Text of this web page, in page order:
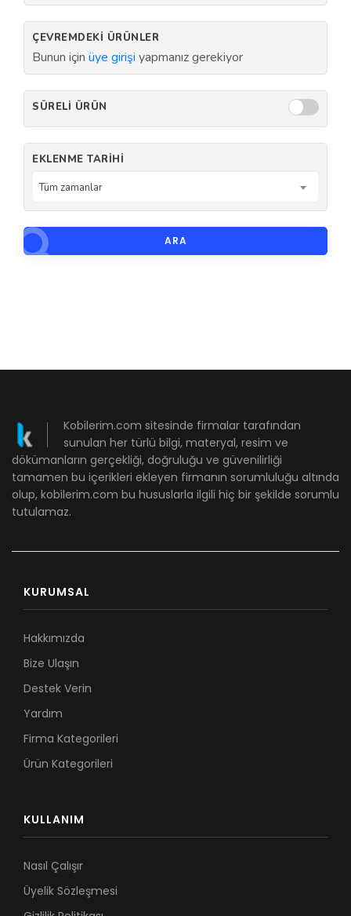
ÇEVREMDEKI ÜRÜNLER
Bunun için üye girişi yapmanız gerekiyor
SÜRELI ÜRÜN
EKLENME TARIHI
Tüm zamanlar
ARA
Kobilerim.com sitesinde firmalar tarafından
sunulan her türlü bilgi, materyal, resim ve
dökümanların gerçekliği, doğruluğu ve güvenilirliği
tamamen bu içerikleri ekleyen firmanın sorumluluğu altında
olup, kobilerim.com bu hususlarla ilgili hiç bir şekilde sorumlu
tutulamaz.
KURUMSAL
Hakkımızda
Bize Ulaşın
Destek Verin
Yardım
Firma Kategorileri
Ürün Kategorileri
KULLANIM
Nasıl Çalışır
Üyelik Sözleşmesi